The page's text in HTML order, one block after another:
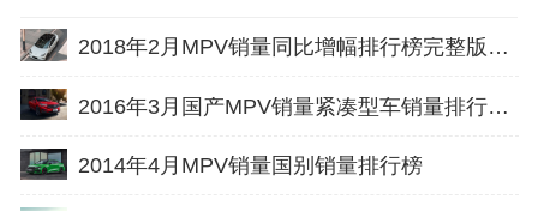
2018年2月MPV销量同比增幅排行榜完整版名单
2016年3月国产MPV销量紧凑型车销量排行榜完整版名单
2014年4月MPV销量国别销量排行榜